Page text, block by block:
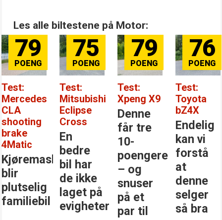
Les alle biltestene på Motor:
79
Test:
Mercedes
CLA
shooting
brake
4Matic
Kjøremaskinen
blir
plutselig
familiebil
75
Test:
Mitsubishi
Eclipse
Cross
En
bedre
bil har
de ikke
laget på
evigheter
79
Test:
Xpeng X9
Denne
får tre
10-
poengere
– og
snuser
på et
par til
76
Test:
Toyota
bZ4X
Endelig
kan vi
forstå
at
denne
selger
så bra